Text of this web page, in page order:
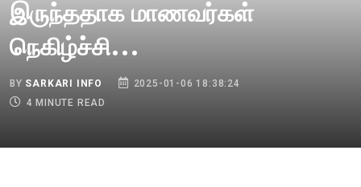
இருந்ததாக மாணவர்கள்
நெகிழ்ச்சி...
BY SARKARI INFO
2025-01-06 18:38:24
4 MINUTE READ